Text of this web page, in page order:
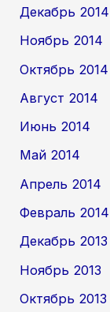
Декабрь 2014
Ноябрь 2014
Октябрь 2014
Август 2014
Июнь 2014
Май 2014
Апрель 2014
Февраль 2014
Декабрь 2013
Ноябрь 2013
Октябрь 2013